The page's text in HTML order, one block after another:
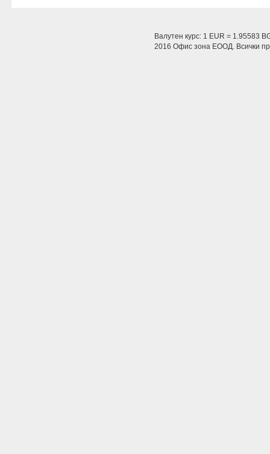
Валутен курс: 1 EUR = 1.95583
2016 Офис зона ЕООД. Всички